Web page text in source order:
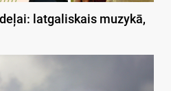
latgaliskais muzykā,